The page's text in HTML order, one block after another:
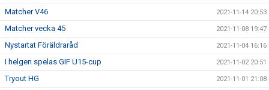
Matcher V46 2021-11-14 20:53
Matcher vecka 45 2021-11-08 19:47
Nystartat Föräldraråd 2021-11-04 16:16
I helgen spelas GIF U15-cup 2021-11-02 20:51
Tryout HG 2021-11-01 21:08